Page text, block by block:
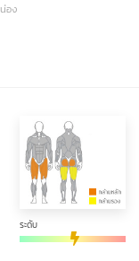
น่อง
ระดับ